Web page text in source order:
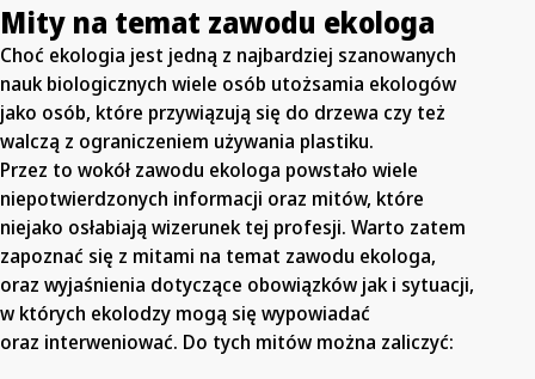
Mity na temat zawodu ekologa
Choć ekologia jest jedną z najbardziej szanowanych
nauk biologicznych wiele osób utożsamia ekologów
jako osób, które przywiązują się do drzewa czy też
walczą z ograniczeniem używania plastiku.
Przez to wokół zawodu ekologa powstało wiele
niepotwierdzonych informacji oraz mitów, które
niejako osłabiają wizerunek tej profesji. Warto zatem
zapoznać się z mitami na temat zawodu ekologa,
oraz wyjaśnienia dotyczące obowiązków jak i sytuacji,
w których ekolodzy mogą się wypowiadać
oraz interweniować. Do tych mitów można zaliczyć: